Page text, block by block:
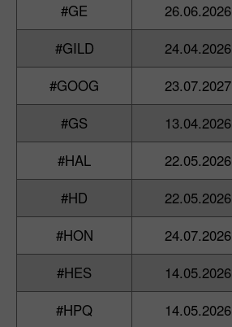
#GE
26.06.2026
#GILD
24.04.2026
#GOOG
23.07.2027
#GS
13.04.2026
#HAL
22.05.2026
#HD
22.05.2026
#HON
24.07.2026
#HES
14.05.2026
#HPQ
14.05.2026